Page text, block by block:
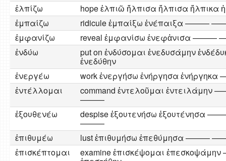
ἐλπίζω
hope ἐλπιῶ ἤλπισα ἤλπισα ἤλπικα
ἐμπαίζω
ridicule ἐμπαίξω ἐνέπαιξα ———
ἐμφανίζω
reveal ἐμφανίσω ἐνεφἀνισα ———
ἐνδύω
put on ἐνδύσομαι ἐνεδυσάμην
ἐνεδύθην
ἐνεργέω
work ἐνεργήσω ἐνήργησα
ἐντέλλομαι
command ἐντελοῦμαι ἐντειλάμην
———
ἐξουθενέω
despise ἐξουτενήσω ἐξουτένησα
———
ἐπιθυμέω
lust ἐπιθυμήσω ἐπεθύμησα ———
ἐπισκέπτομαι
examine ἐπισκέψομαι